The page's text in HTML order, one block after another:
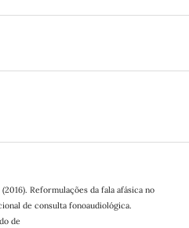
Reformulações da fala afásica no
de consulta fonoaudiológica.
de